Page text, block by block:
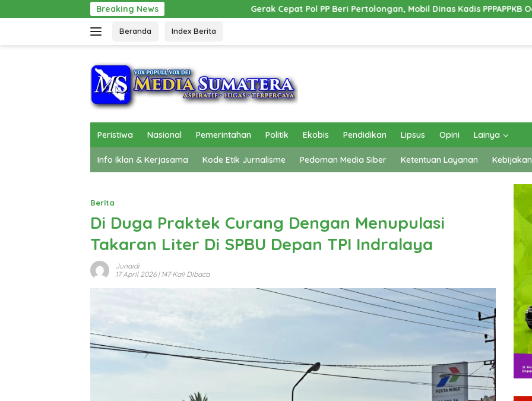
ke
Breaking News
Gerak Cepat Pol PP Beri Pertolongan, Mobil Dinas Kadis PPPAPPKB Ogan Ilir Alami Kecelakaan
Beranda Index Berita
Peristiwa Nasional Pemerintahan Politik Ekobis Pendidikan Lipsus Opini Lainya
Info Iklan & Kerjasama Kode Etik Jurnalisme Pedoman Media Siber Ketentuan Layanan
Berita
Di Duga Praktek Curang Dengan Menupulasi
Takaran Liter Di SPBU Depan TPI Indralaya
Junaidi
17 April 2026| 147 Kali Dibaca